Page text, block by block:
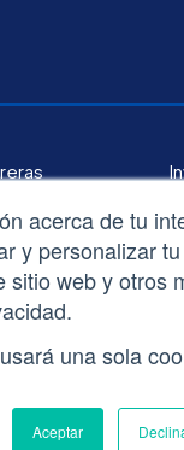
acerca de tu
y personalizar
sitio web y otros
una sola
Aceptar